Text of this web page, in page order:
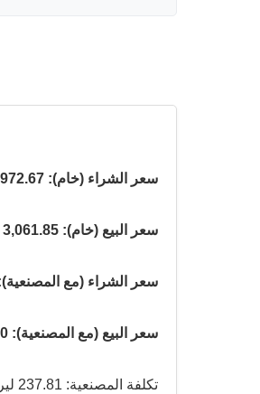
سعر الشراء (خام): 2,972.67 ليرة تركية
سعر البيع (خام): 3,061.85 ليرة تركية
سعر الشراء (مع المصنعية): 3,210.48 ليرة
سعر البيع (مع المصنعية): 3,306.80 ليرة تركية
تكلفة المصنعية: 237.81 ليرة تركية